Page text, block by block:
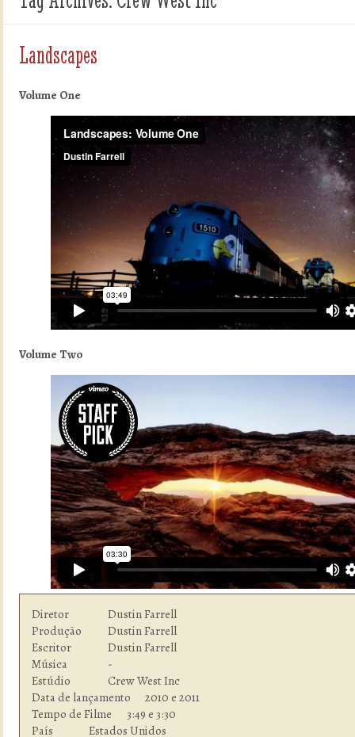
Landscapes
Volume One
Volume Two
Diretor         	Dustin Farrell
Produção        	Dustin Farrell
Escritor        	Dustin Farrell
Música          	-
Estúdio  	        Crew West Inc
Data de lançamento      2010 e 2011
Tempo de Filme    	3:49 e 3:30
País            	Estados Unidos